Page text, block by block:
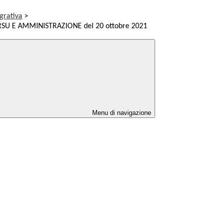
>
E AMMINISTRAZIONE del 20 ottobre 2021
Menu di navigazione